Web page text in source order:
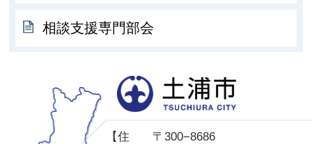
相談支援専門部会
【住
〒300−8686